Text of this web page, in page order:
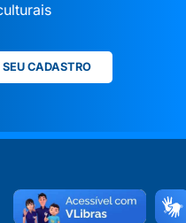
CADASTRO